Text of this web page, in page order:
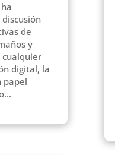
de
y
cualquier
digital, la
papel